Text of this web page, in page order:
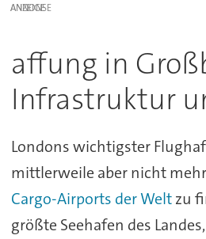
ANZEIGE
affung in
Infrastruktur
Londons wichtigster
mittlerweile aber nicht
Cargo-Airports der Weltzu
größte Seehafen des